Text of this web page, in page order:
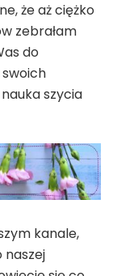
że aż ciężko
zebrałam
do
szycia
kanale,
naszej